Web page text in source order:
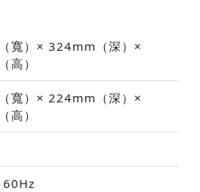
寬）× 324mm（深）×
高）
寬）× 224mm（深）×
高）
60Hz